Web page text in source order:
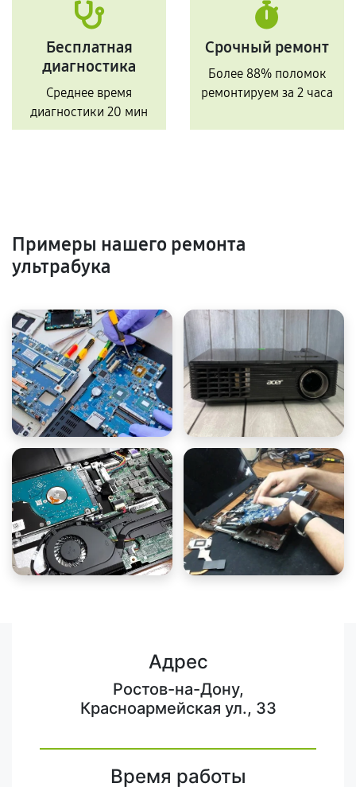
Бесплатная
диагностика
Среднее время
диагностики 20 мин
Срочный ремонт
Более 88% поломок
ремонтируем за 2 часа
Примеры нашего ремонта
ультрабука
Адрес
Ростов-на-Дону,
Красноармейская ул., 33
Время работы